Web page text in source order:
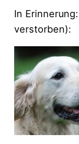
In
verstorben):